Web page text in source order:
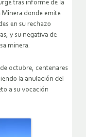
tras informe de la
donde emite
en su rechazo
y su negativa de
minera.
octubre, centenares
la anulación del
a su vocación